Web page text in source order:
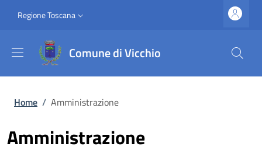
Slim top
Regione Toscana
Comune di Vicchio
Briciole di pane
Home / Amministrazione
Amministrazione